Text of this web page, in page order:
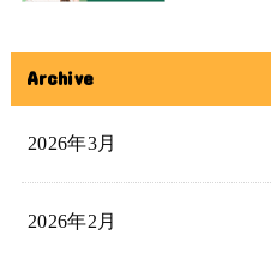
Archive
2026年3月
2026年2月